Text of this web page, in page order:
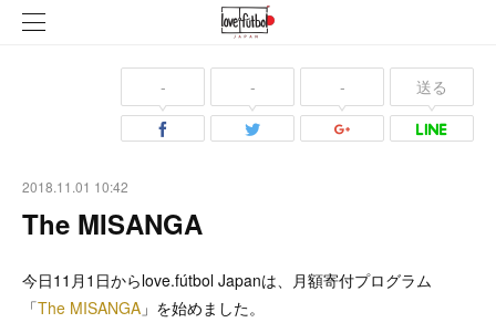
- - - 送る
2018.11.01 10:42
The MISANGA
今日11月1日からlove.fútbol Japanは、月額寄付プログラム
「The MISANGA 」を始めました。